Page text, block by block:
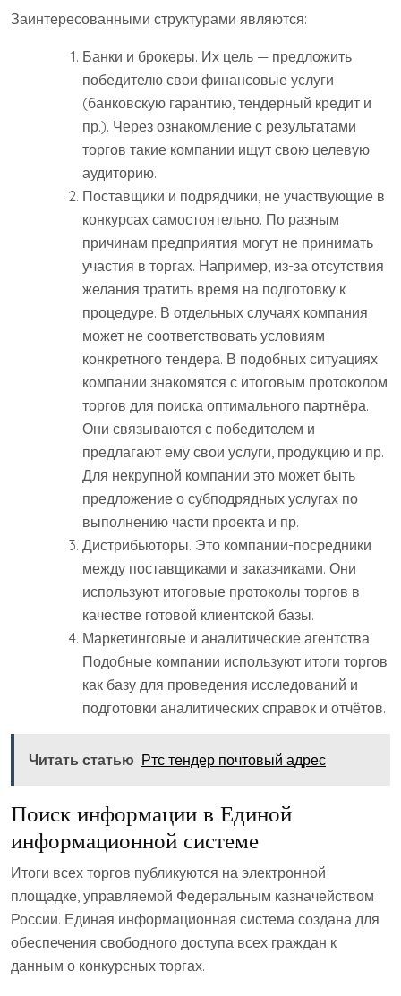
Заинтересованными структурами являются:
Банки и брокеры. Их цель — предложить
победителю свои финансовые услуги
(банковскую гарантию, тендерный кредит и
пр.). Через ознакомление с результатами
торгов такие компании ищут свою целевую
аудиторию.
Поставщики и подрядчики, не участвующие в
конкурсах самостоятельно. По разным
причинам предприятия могут не принимать
участия в торгах. Например, из-за отсутствия
желания тратить время на подготовку к
процедуре. В отдельных случаях компания
может не соответствовать условиям
конкретного тендера. В подобных ситуациях
компании знакомятся с итоговым протоколом
торгов для поиска оптимального партнёра.
Они связываются с победителем и
предлагают ему свои услуги, продукцию и пр.
Для некрупной компании это может быть
предложение о субподрядных услугах по
выполнению части проекта и пр.
Дистрибьюторы. Это компании-посредники
между поставщиками и заказчиками. Они
используют итоговые протоколы торгов в
качестве готовой клиентской базы.
Маркетинговые и аналитические агентства.
Подобные компании используют итоги торгов
как базу для проведения исследований и
подготовки аналитических справок и отчётов.
Читать статью Ртс тендер почтовый адрес
Поиск информации в Единой
информационной системе
Итоги всех торгов публикуются на электронной
площадке, управляемой Федеральным казначейством
России. Единая информационная система создана для
обеспечения свободного доступа всех граждан к
данным о конкурсных торгах.